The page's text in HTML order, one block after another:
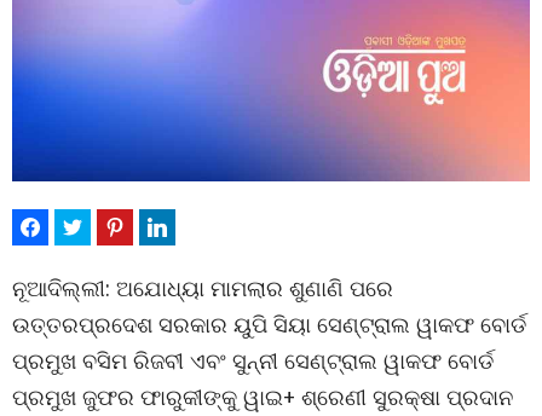
ନୂଆଦିଲ୍ଲୀ: ଅଯୋଧ୍ୟା ମାମଲାର ଶୁଣାଣି ପରେ
ଉତ୍ତରପ୍ରଦେଶ ସରକାର ୟୁପି ସିୟା ସେଣ୍ଟ୍ରାଲ ୱାକଫ ବୋର୍ଡ
ପ୍ରମୁଖ ବସିମ ରିଜବୀ ଏବଂ ସୁନ୍ନୀ ସେଣ୍ଟ୍ରାଲ ୱାକଫ ବୋର୍ଡ
ପ୍ରମୁଖ ଜୁଫର ଫାରୁକୀଙ୍କୁ ୱାଇ+ ଶ୍ରେଣୀ ସୁରକ୍ଷା ପ୍ରଦାନ